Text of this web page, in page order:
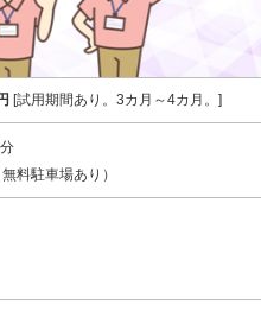
試用期間あり。3カ月～4カ月。
料駐車場あり）